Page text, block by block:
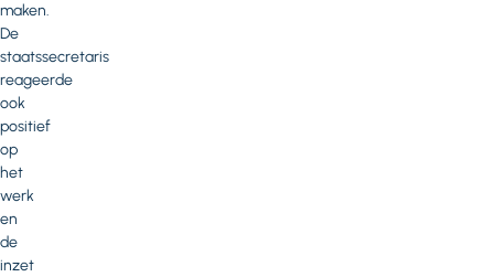
maken.
De
staatssecretaris
reageerde
ook
positief
op
het
werk
en
de
inzet